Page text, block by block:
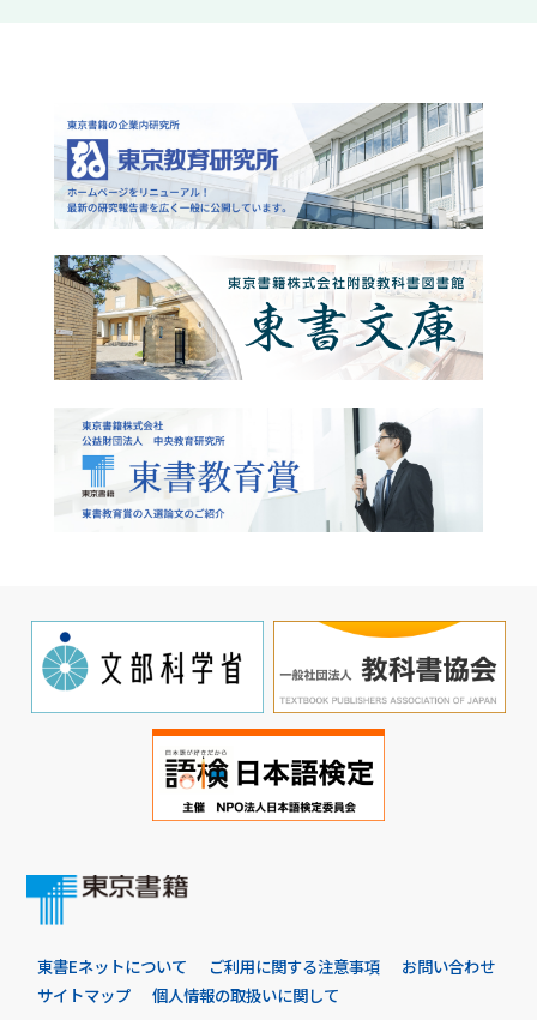
東書Eネットについて ご利用に関する注意事項
お問い合わせ
サイトマップ
個人情報の取扱いに関して